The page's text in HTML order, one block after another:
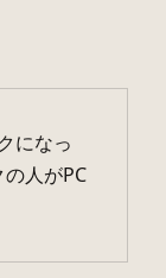
になっ
人がPC